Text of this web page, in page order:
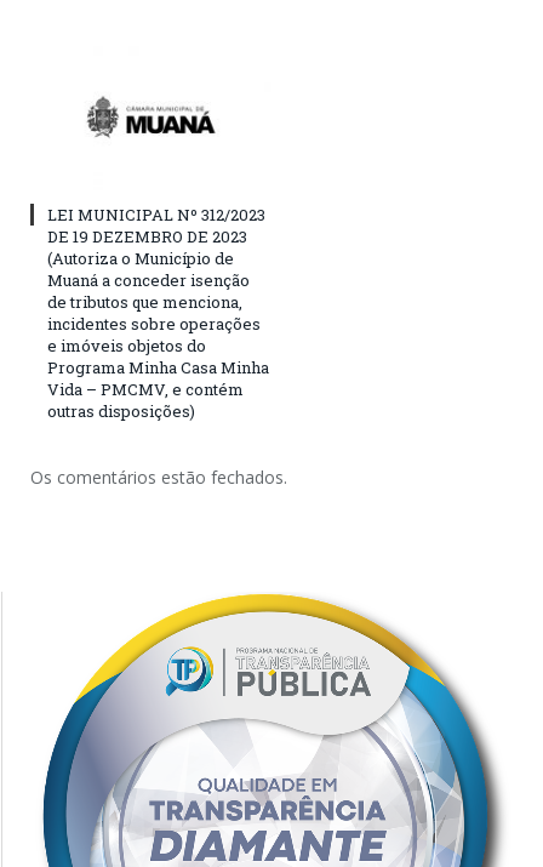
LEI MUNICIPAL Nº 312/2023
DE 19 DEZEMBRO DE 2023
(Autoriza o Município de
Muaná a conceder isenção
de tributos que menciona,
incidentes sobre operações
e imóveis objetos do
Programa Minha Casa Minha
Vida – PMCMV, e contém
outras disposições)
Os comentários estão fechados.